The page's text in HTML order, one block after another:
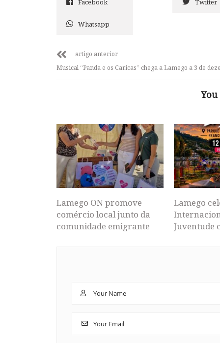
Facebook Twitter
Whatsapp
artigo anterior
Musical “Panda e os Caricas” chega a Lamego a 3 de
Lamego ON promove
comércio local junto da
comunidade emigrante
Lamego
Juventude